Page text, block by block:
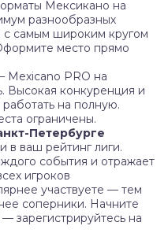
Мексикано на
разнообразных
с самым широким кругом
место прямо
Mexicano PRO на
Высокая конкуренция и
на полную.
ограничены.
Петербурге
в ваш рейтинг лиги.
события и отражает
игроков
участвуете — тем
соперники. Начните
зарегистрируйтесь на